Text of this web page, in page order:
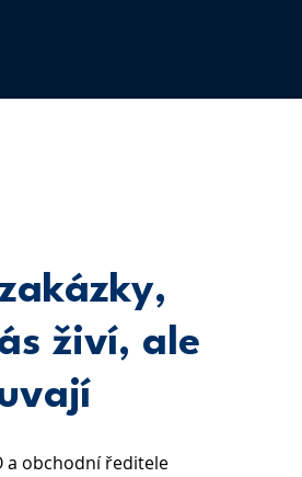
živí, ale
a obchodní ředitele